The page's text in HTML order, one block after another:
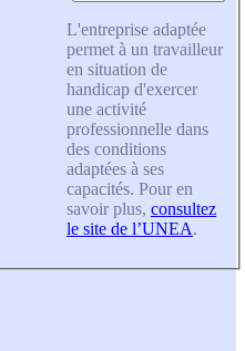
L'entreprise adaptée
permet à un travailleur
en situation de
handicap d'exercer
une activité
professionnelle dans
des conditions
adaptées à ses
capacités. Pour en
savoir plus, consultez
le site de l’UNEA.